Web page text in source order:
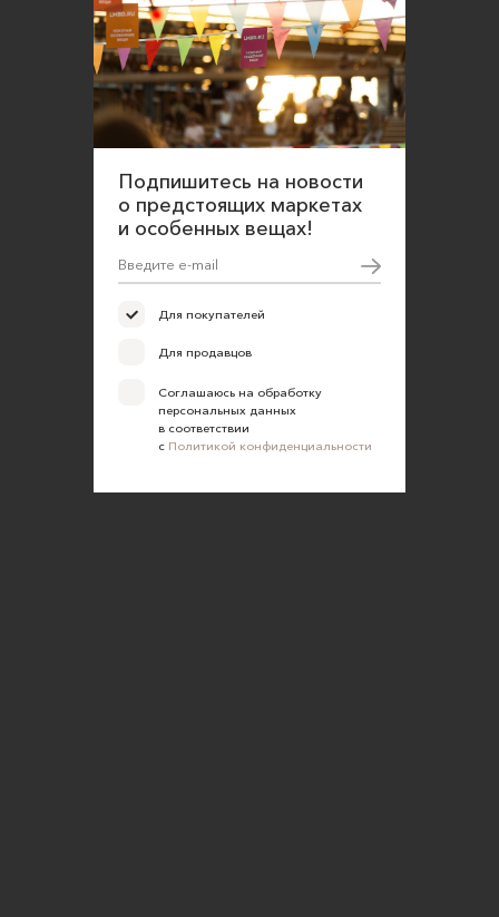
Подпишитесь на новости
о предстоящих маркетах
и особенных вещах!
Для покупателей
Для продавцов
Соглашаюсь на обработку
персональных данных
в соответствии
с Политикой конфиденциальности